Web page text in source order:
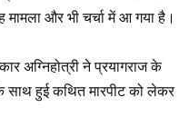
और भी चर्चा में आ गया है।
अग्निहोत्री ने प्रयागराज के
के साथ हुई कथित मारपीट को लेकर